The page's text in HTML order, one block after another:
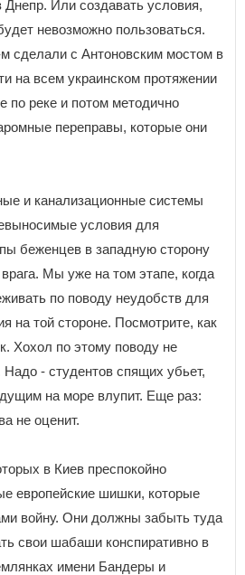
Или создавать условия,
невозможно пользоваться.
сделали с Антоновским мостом в
на всем украинском протяжении
по реке и потом методично
переправы, которые они
и канализационные системы
условия для
беженцев в западную сторону
Мы уже на том этапе, когда
по поводу неудобств для
на той стороне. Посмотрите, как
Хохол по этому поводу не
- студентов спящих убьет,
на море влупит. Еще раз:
не оценит.
в Киев преспокойно
европейские шишки, которые
войну. Они должны забыть туда
свои шабаши конспиративно в
имени Бандеры и